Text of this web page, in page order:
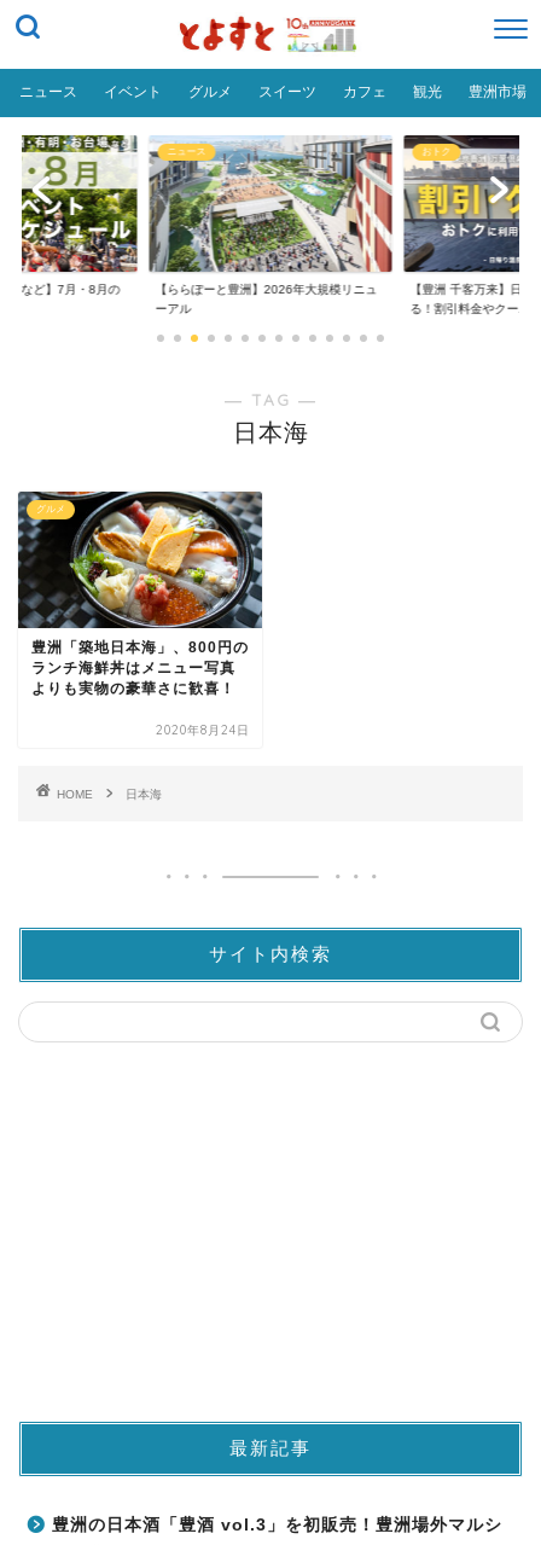
ニュース イベント グルメ スイーツ カフェ 観光 豊洲市場
場など】7月・8月の
ニュース
【ららぽーと豊洲】2026年大規模リニュ
ーアル
おトク
【豊洲 千客万来】日帰
る！割引料金やクーポ...
― TAG ―
日本海
グルメ
豊洲「築地日本海」、800円の
ランチ海鮮丼はメニュー写真
よりも実物の豪華さに歓喜！
2020年8月24日
HOME 日本海
サイト内検索
最新記事
豊洲の日本酒「豊酒 vol.3」を初販売！豊洲場外マルシ